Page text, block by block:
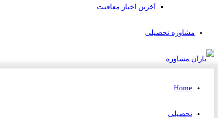
آخرین اخبار معافیت
مشاوره تحصیلی
Home
تحصیلی